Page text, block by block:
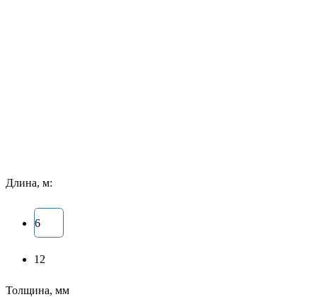
Длина, м:
6
12
Толщина, мм